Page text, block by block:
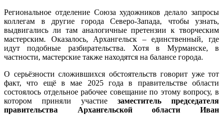
Региональное отделение Союза художников делало запросы
коллегам в другие города Северо-Запада, чтобы узнать,
выдвигались ли там аналогичные претензии к творческим
мастерским. Оказалось, Архангельск – единственный, где
идут подобные разбирательства. Хотя в Мурманске, в
частности, мастерские также находятся на балансе города.
О серьёзности сложившихся обстоятельств говорит уже тот
факт, что ещё в мае 2025 года в правительстве области
состоялось отдельное рабочее совещание по этому вопросу, в
котором приняли участие заместитель председателя
правительства Архангельской области Иван